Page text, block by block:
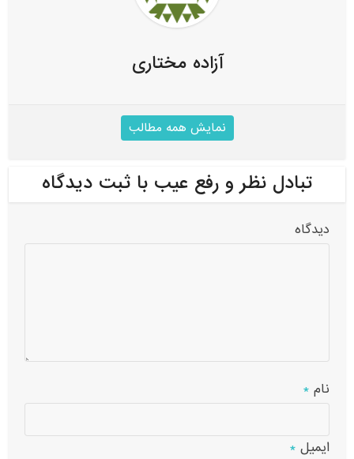
آزاده مختاری
نمایش همه مطالب
تبادل نظر و رفع عیب با ثبت دیدگاه
دیدگاه
نام*
ایمیل*